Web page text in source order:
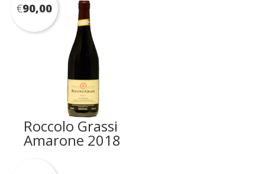
Roccolo Grassi
Amarone 2018
€90,00